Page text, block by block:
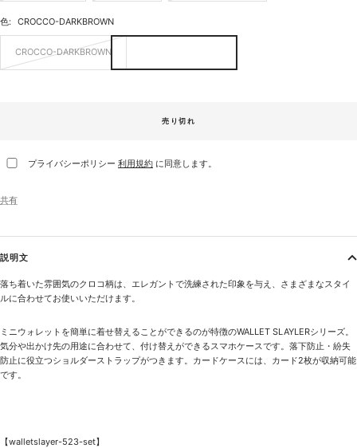
色: CROCCO-DARKBROWN
CROCCO-DARKBROWN
売り切れ
プライバシーポリシー 利用規約 に同意します。
共有
説明文
落ち着いた雰囲気のクロコ柄は、エレガントで洗練された印象を与え、さまざまなスタイ
ルに合わせてお使いいただけます。
ミニウォレットを簡単に着せ替えることができるのが特徴のWALLET SLAYLERシリーズ。
気分や出かけ先の用途に合わせて、付け替えができるスマホケースです。落下防止・紛失
防止に役立つショルダーストラップがつきます。カードケースには、カード2枚が収納可能
です。
【walletslayer-523-set】